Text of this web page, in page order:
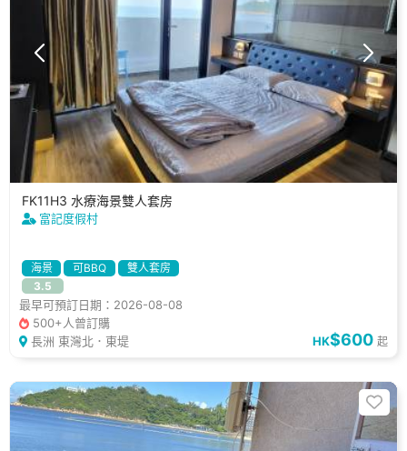
FK11H3 水療海景雙人套房
富記度假村
海景 可BBQ
雙人套房
3.5
最早可預訂日期：2026-08-08
500+人曾訂購
長洲 東灣北．東堤
HK$600 起